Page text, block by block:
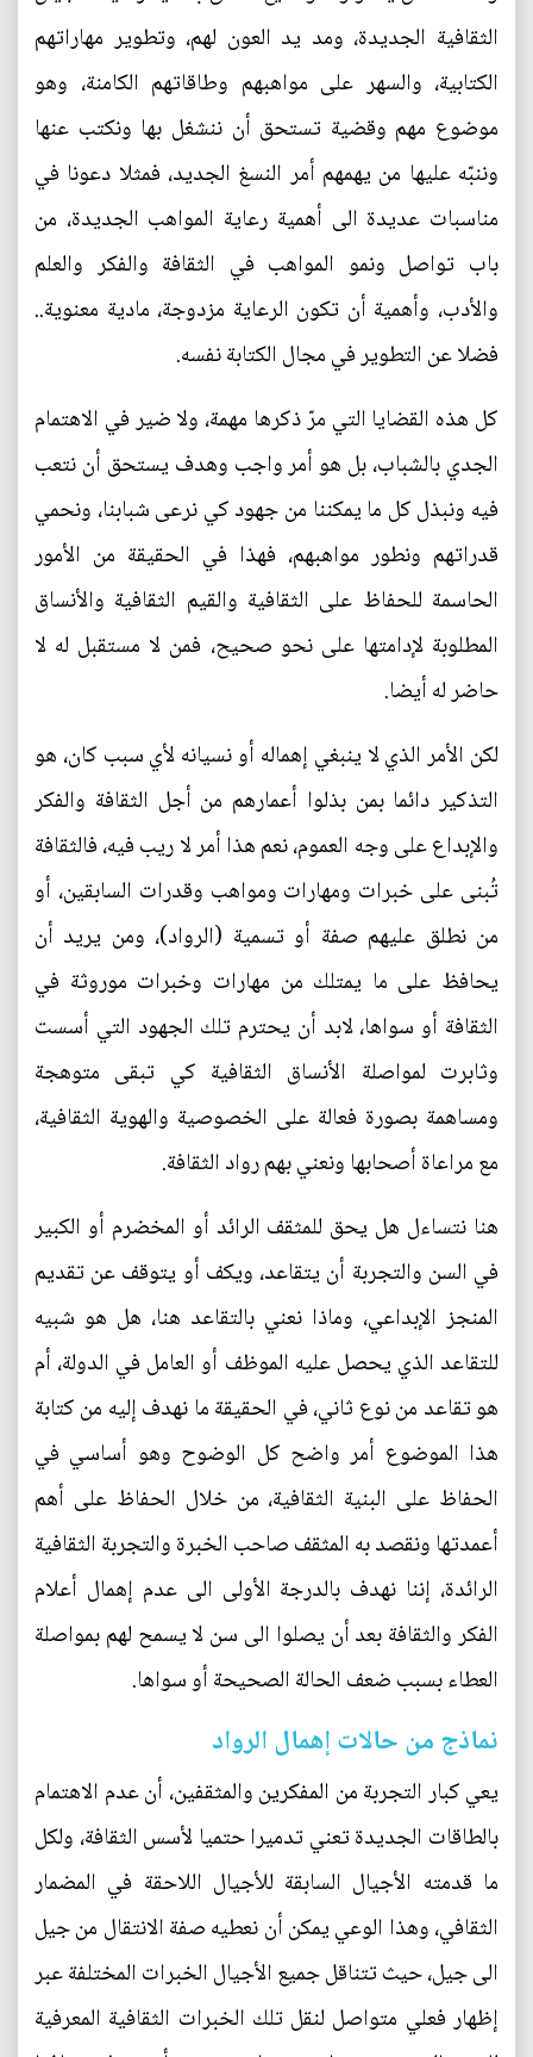
الثقافية الجديدة، ومد يد العون لهم، وتطوير مهاراتهم
الكتابية، والسهر على مواهبهم وطاقاتهم الكامنة، وهو
موضوع مهم وقضية تستحق أن ننشغل بها ونكتب عنها
وننبّه عليها من يهمهم أمر النسغ الجديد، فمثلا دعونا في
مناسبات عديدة الى أهمية رعاية المواهب الجديدة، من
باب تواصل ونمو المواهب في الثقافة والفكر والعلم
والأدب، وأهمية أن تكون الرعاية مزدوجة، مادية معنوية..
فضلا عن التطوير في مجال الكتابة نفسه.
كل هذه القضايا التي مرّ ذكرها مهمة، ولا ضير في الاهتمام
الجدي بالشباب، بل هو أمر واجب وهدف يستحق أن نتعب
فيه ونبذل كل ما يمكننا من جهود كي نرعى شبابنا، ونحمي
قدراتهم ونطور مواهبهم، فهذا في الحقيقة من الأمور
الحاسمة للحفاظ على الثقافية والقيم الثقافية والأنساق
المطلوبة لإدامتها على نحو صحيح، فمن لا مستقبل له لا
حاضر له أيضا.
لكن الأمر الذي لا ينبغي إهماله أو نسيانه لأي سبب كان، هو
التذكير دائما بمن بذلوا أعمارهم من أجل الثقافة والفكر
والإبداع على وجه العموم، نعم هذا أمر لا ريب فيه، فالثقافة
تُبنى على خبرات ومهارات ومواهب وقدرات السابقين، أو
من نطلق عليهم صفة أو تسمية (الرواد)، ومن يريد أن
يحافظ على ما يمتلك من مهارات وخبرات موروثة في
الثقافة أو سواها، لابد أن يحترم تلك الجهود التي أسست
وثابرت لمواصلة الأنساق الثقافية كي تبقى متوهجة
ومساهمة بصورة فعالة على الخصوصية والهوية الثقافية،
مع مراعاة أصحابها ونعني بهم رواد الثقافة.
هنا نتساءل هل يحق للمثقف الرائد أو المخضرم أو الكبير
في السن والتجربة أن يتقاعد، ويكف أو يتوقف عن تقديم
المنجز الإبداعي، وماذا نعني بالتقاعد هنا، هل هو شبيه
للتقاعد الذي يحصل عليه الموظف أو العامل في الدولة، أم
هو تقاعد من نوع ثاني، في الحقيقة ما نهدف إليه من كتابة
هذا الموضوع أمر واضح كل الوضوح وهو أساسي في
الحفاظ على البنية الثقافية، من خلال الحفاظ على أهم
أعمدتها ونقصد به المثقف صاحب الخبرة والتجربة الثقافية
الرائدة، إننا نهدف بالدرجة الأولى الى عدم إهمال أعلام
الفكر والثقافة بعد أن يصلوا الى سن لا يسمح لهم بمواصلة
العطاء بسبب ضعف الحالة الصحيحة أو سواها.
نماذج من حالات إهمال الرواد
يعي كبار التجربة من المفكرين والمثقفين، أن عدم الاهتمام
بالطاقات الجديدة تعني تدميرا حتميا لأسس الثقافة، ولكل
ما قدمته الأجيال السابقة للأجيال اللاحقة في المضمار
الثقافي، وهذا الوعي يمكن أن نعطيه صفة الانتقال من جيل
الى جيل، حيث تتناقل جميع الأجيال الخبرات المختلفة عبر
إظهار فعلي متواصل لنقل تلك الخبرات الثقافية المعرفية